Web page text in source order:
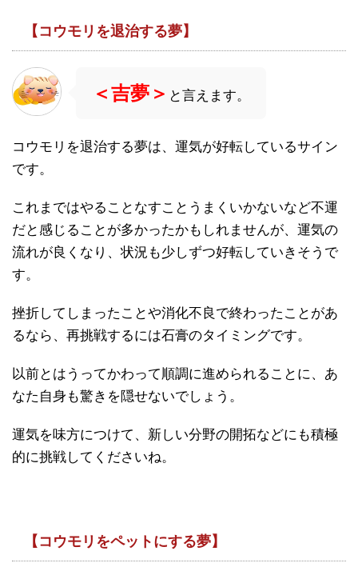
【コウモリを退治する夢】
＜吉夢＞ と言えます。
コウモリを退治する夢は、運気が好転しているサイン
です。
これまではやることなすことうまくいかないなど不運
だと感じることが多かったかもしれませんが、運気の
流れが良くなり、状況も少しずつ好転していきそうで
す。
挫折してしまったことや消化不良で終わったことがあ
るなら、再挑戦するには石膏のタイミングです。
以前とはうってかわって順調に進められることに、あ
なた自身も驚きを隠せないでしょう。
運気を味方につけて、新しい分野の開拓などにも積極
的に挑戦してくださいね。
【コウモリをペットにする夢】